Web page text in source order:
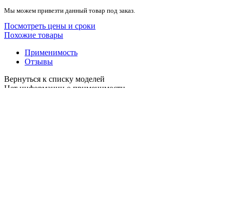
Мы можем привезти данный товар под заказ.
Посмотреть цены и сроки
Похожие товары
Применимость
Отзывы
Нет информации о применимости